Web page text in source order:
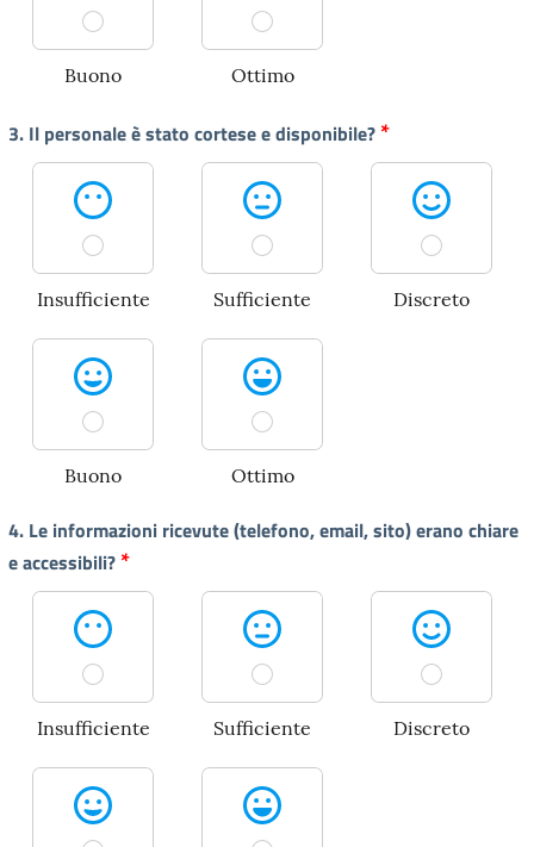
Buono Ottimo
3. Il personale è stato cortese e disponibile? *
Insufficiente Sufficiente Discreto
Buono Ottimo
4. Le informazioni ricevute (telefono, email, sito) erano chiare
e accessibili? *
Insufficiente Sufficiente Discreto